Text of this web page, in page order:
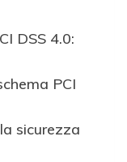
DSS 4.0:
PCI
sicurezza